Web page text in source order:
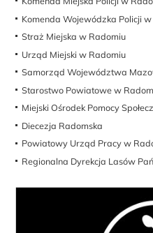
Komenda Wojewódzka Policji
Straż Miejska w Radomiu
Urząd Miejski w Radomiu
Samorząd Województwa
Starostwo Powiatowe w
Miejski Ośrodek Pomocy
Diecezja Radomska
Powiatowy Urząd Pracy w
Regionalna Dyrekcja Lasów